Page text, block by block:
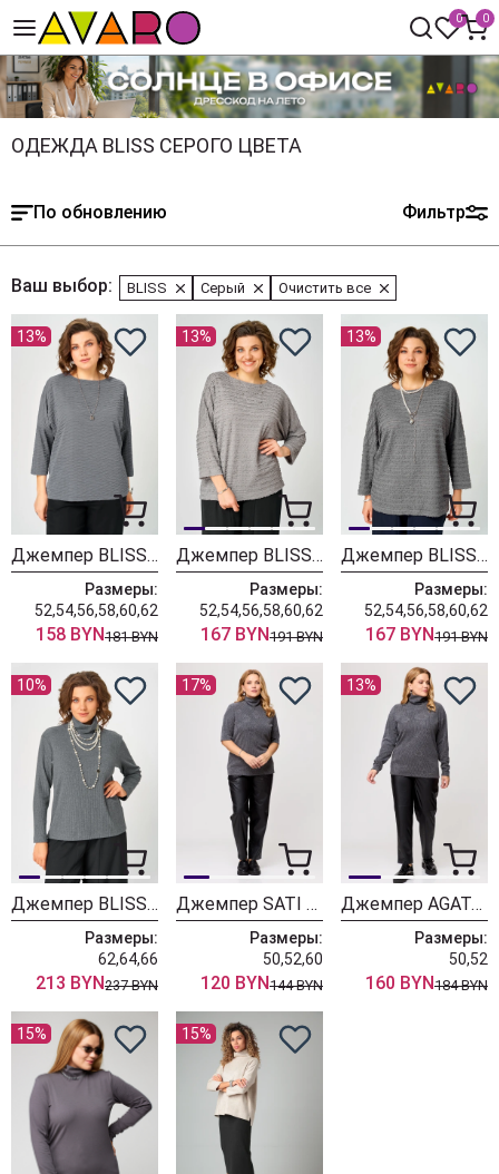
0 0
ОДЕЖДА BLISS СЕРОГО ЦВЕТА
По обновлению Фильтр
Ваш выбор: BLISS Серый Очистить все
13%
Джемпер BLISS 9407 графит
Размеры:
52,54,56,58,60,62
158 BYN181 BYN
13%
Джемпер BLISS 9401 кофейный
Размеры:
52,54,56,58,60,62
167 BYN191 BYN
13%
Джемпер BLISS 9401 графит
Размеры:
52,54,56,58,60,62
167 BYN191 BYN
10%
Джемпер BLISS 08043 серый
Размеры:
62,64,66
213 BYN237 BYN
17%
Джемпер SATI BLISS 8075 серый
Размеры:
50,52,60
120 BYN144 BYN
13%
Джемпер AGATA BLISS 8071 серый
Размеры:
50,52
160 BYN184 BYN
15% 15%